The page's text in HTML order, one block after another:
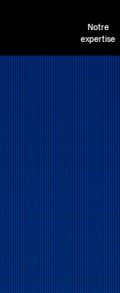
Notre
expertise